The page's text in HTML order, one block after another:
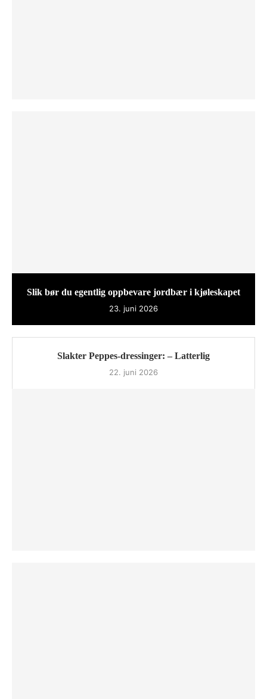
Slik bør du egentlig oppbevare jordbær i kjøleskapet
23. juni 2026
Slakter Peppes-dressinger: – Latterlig
22. juni 2026